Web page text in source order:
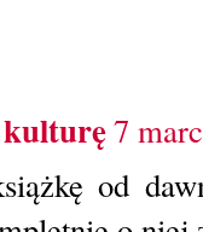
7
od